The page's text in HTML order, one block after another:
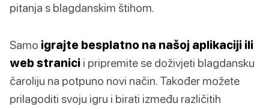
pitanja s blagdanskim štihom.
Samo igrajte besplatno na našoj aplikaciji ili
web stranici i pripremite se doživjeti blagdansku
čaroliju na potpuno novi način. Također možete
prilagoditi svoju igru i birati između različitih